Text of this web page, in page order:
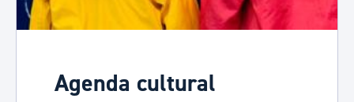
Agenda cultural